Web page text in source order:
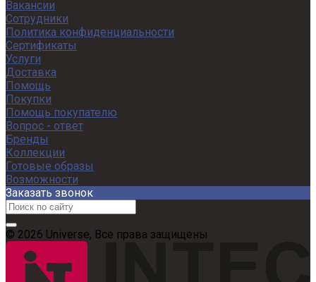
Вакансии
Сотрудники
Политика конфиденциальности
Сертификаты
Услуги
Доставка
Помощь
Покупки
Помощь покупателю
Вопрос - ответ
Бренды
Коллекции
Готовые образы
Возможности
Заказать звонок
© 2026 Universe, Все права защищены